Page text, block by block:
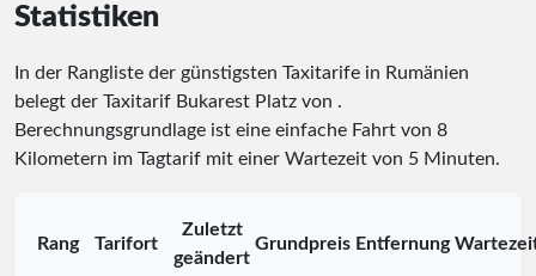
Statistiken
In der Rangliste der günstigsten Taxitarife in Rumänien
belegt der Taxitarif Bukarest Platz von .
Berechnungsgrundlage ist eine einfache Fahrt von 8
Kilometern im Tagtarif mit einer Wartezeit von 5 Minuten.
Rang Tarifort
Zuletzt
geändert
Grundpreis Entfernung